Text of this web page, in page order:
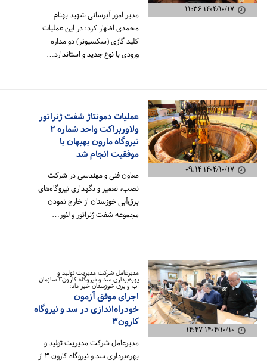
۱۴۰۴/۱۰/۱۷ ۱۱:۳۶
مدیر امور آبرسانی شهید بهنام
محمدی اظهار کرد: در این عملیات
کلید گازی (سکسیونر) دو مداره
ورودی با نوع جدید و استاندارد…
۱۴۰۴/۱۰/۱۷ ۰۹:۱۴
عملیات دمونتاژ شفت ژنراتور
ولاوربراکت واحد شماره ۲
نیروگاه مارون بهبهان با
موفقیت انجام شد
معاون فنی و مهندسی در شرکت
نصب، تعمیر و نگهداری نیروگاه‌های
برق‌آبی خوزستان از خارج نمودن
مجموعه شفت ژنراتور و لاور…
۱۴۰۴/۱۰/۱۰ ۱۴:۴۷
مدیرعامل شرکت مدیریت تولید و
بهره‌برداری سد و نیروگاه کارون۳ سازمان
آب و برق خوزستان خبر داد:
اجرای موفق آزمون
خودراه‌اندازی در سد و نیروگاه
کارون۳
مدیرعامل شرکت مدیریت تولید و
بهره‌برداری سد و نیروگاه کارون ۳ از